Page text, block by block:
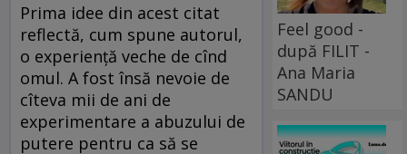
Prima idee din acest citat
reflectă, cum spune autorul,
o experiență veche de cînd
omul. A fost însă nevoie de
cîteva mii de ani de
experimentare a abuzului de
putere pentru ca să se
Feel good -
după FILIT -
Ana Maria
SANDU